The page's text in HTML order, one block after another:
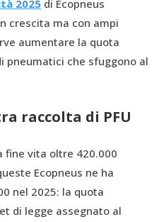
2025 di Ecopneus
crescita ma con ampi
aumentare la quota
pneumatici che sfuggono al
raccolta di PFU
fine vita oltre 420.000
Ecopneus ne ha
nel 2025: la quota
di legge assegnato al